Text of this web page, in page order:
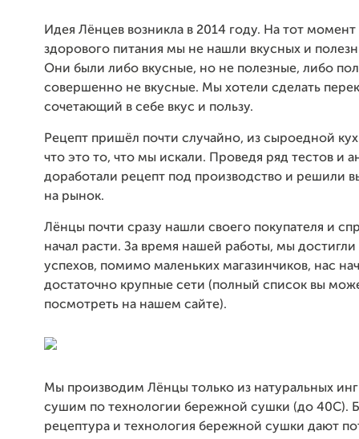
Идея Лёнцев возникла в 2014 году. На тот
здорового питания мы не нашли вкусных и
Они были либо вкусные, но не полезные, либо
совершенно не вкусные. Мы хотели сделать
сочетающий в себе вкус и пользу.
Рецепт пришёл почти случайно, из сыроедной
что это то, что мы искали. Проведя ряд тестов и
доработали рецепт под производство и решили
на рынок.
Лёнцы почти сразу нашли своего покупателя и
начал расти. За время нашей работы, мы
успехов, помимо маленьких магазинчиков, нас
достаточно крупные сети (полный список вы
посмотреть на нашем сайте).
Мы производим Лёнцы только из натуральных
сушим по технологии бережной сушки (до 40С).
рецептура и технология бережной сушки дают